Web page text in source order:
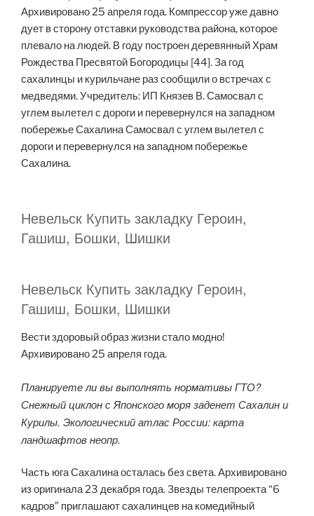
Архивировано 25 апреля года. Компрессор уже давно
дует в сторону отставки руководства района, которое
плевало на людей. В году построен деревянный Храм
Рождества Пресвятой Богородицы [44]. За год
сахалинцы и курильчане раз сообщили о встречах с
медведями. Учредитель: ИП Князев В. Самосвал с
углем вылетел с дороги и перевернулся на западном
побережье Сахалина Самосвал с углем вылетел с
дороги и перевернулся на западном побережье
Сахалина.
Невельск Купить закладку Героин,
Гашиш, Бошки, Шишки
Невельск Купить закладку Героин,
Гашиш, Бошки, Шишки
Вести здоровый образ жизни стало модно!
Архивировано 25 апреля года.
Планируете ли вы выполнять нормативы ГТО?
Снежный циклон с Японского моря заденет Сахалин и
Курилы. Экологический атлас России: карта
ландшафтов неопр.
Часть юга Сахалина осталась без света. Архивировано
из оригинала 23 декабря года. Звезды телепроекта “6
кадров” приглашают сахалинцев на комедийный